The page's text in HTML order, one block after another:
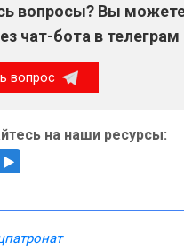
вопросы? Вы
чат-бота в телеграм
вопрос
на наши ресурсы: